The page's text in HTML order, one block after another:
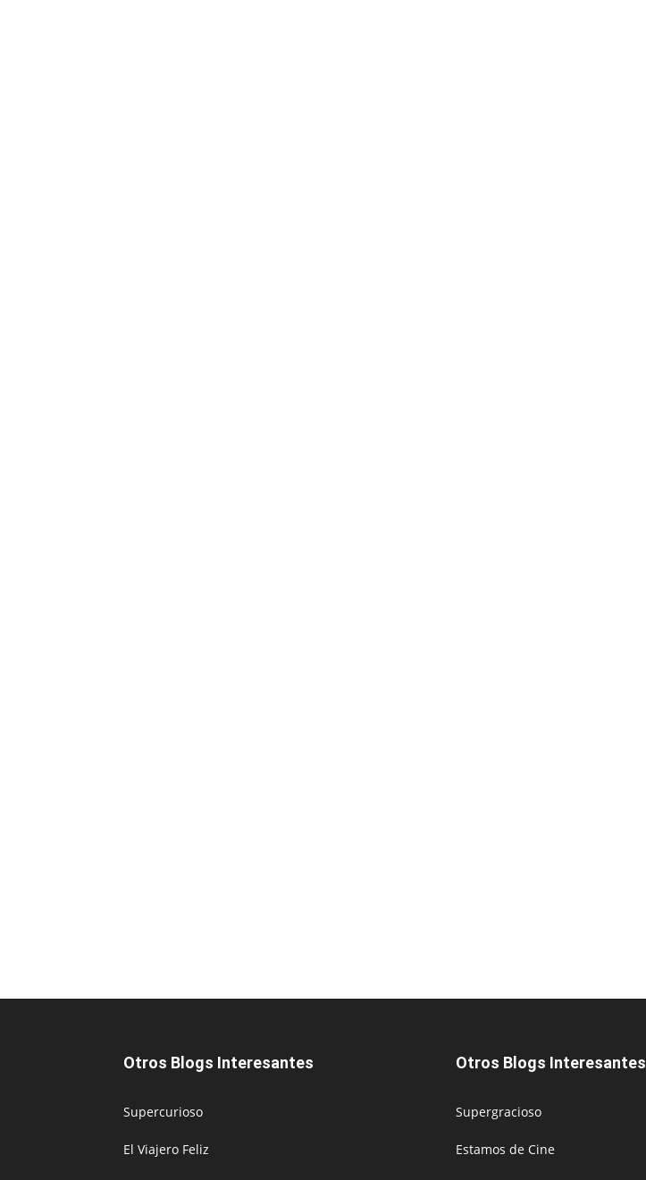
Otros Blogs Interesantes
Supercurioso
El Viajero Feliz
Otros Blogs Interesantes
Supergracioso
Estamos de Cine